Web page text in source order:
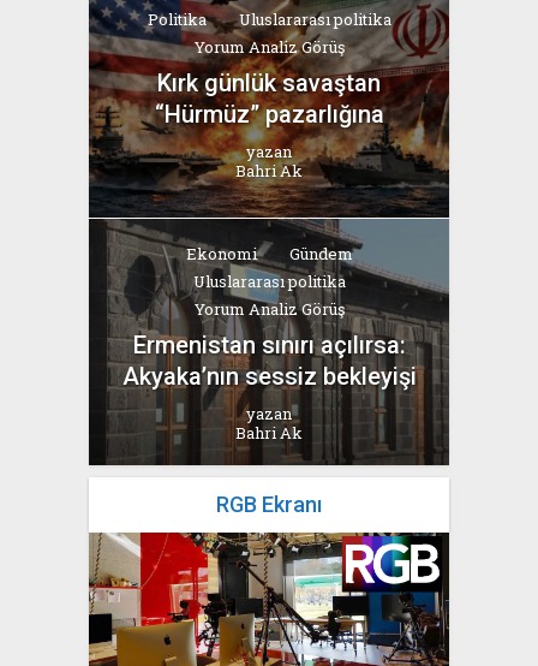
Politika
Uluslararası politika
Yorum Analiz Görüş
Kırk günlük savaştan
“Hürmüz” pazarlığına
yazan
Bahri Ak
Ekonomi
Gündem
Uluslararası politika
Yorum Analiz Görüş
Ermenistan sınırı açılırsa:
Akyaka’nın sessiz bekleyişi
yazan
Bahri Ak
RGB Ekranı